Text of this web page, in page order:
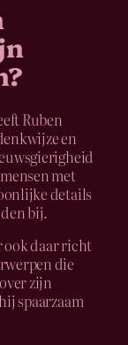
Ruben
en
met
details
bij.
ook daar richt
die
zijn
spaarzaam